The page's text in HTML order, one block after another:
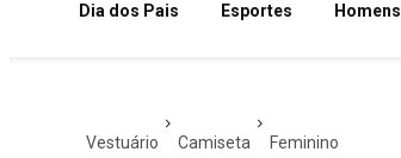
Dia dos Pais Esportes Homens
vestuário camiseta feminino